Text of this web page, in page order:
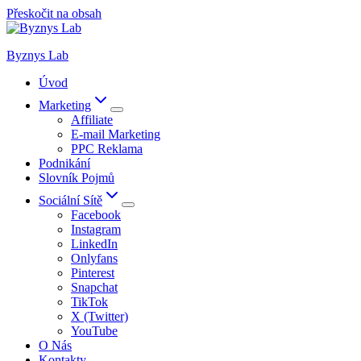
Přeskočit na obsah
Byznys Lab
Úvod
Marketing
Affiliate
E-mail Marketing
PPC Reklama
Podnikání
Slovník Pojmů
Sociální Sítě
Facebook
Instagram
LinkedIn
Onlyfans
Pinterest
Snapchat
TikTok
X (Twitter)
YouTube
O Nás